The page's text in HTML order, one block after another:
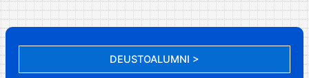
DEUSTOALUMNI >